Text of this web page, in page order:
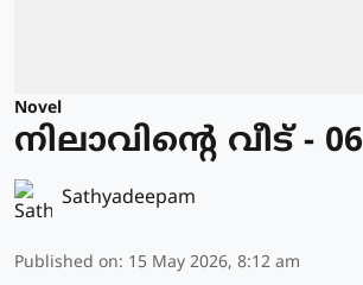
Novel
നിലാവിന്റെ വീട് - 06
Sathyadeepam
Published on: 15 May 2026, 8:12 am